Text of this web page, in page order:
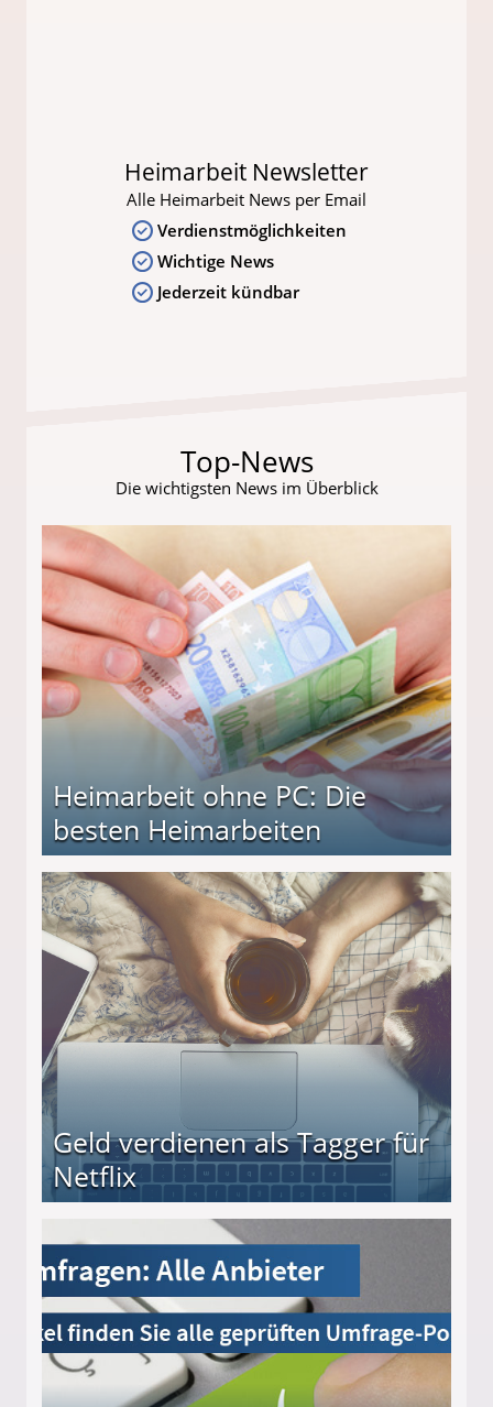
Heimarbeit Newsletter
Alle Heimarbeit News per Email
Verdienstmöglichkeiten
Wichtige News
Jederzeit kündbar
Top-News
Die wichtigsten News im Überblick
Heimarbeit ohne PC: Die
besten Heimarbeiten
Geld verdienen als Tagger für
Netflix